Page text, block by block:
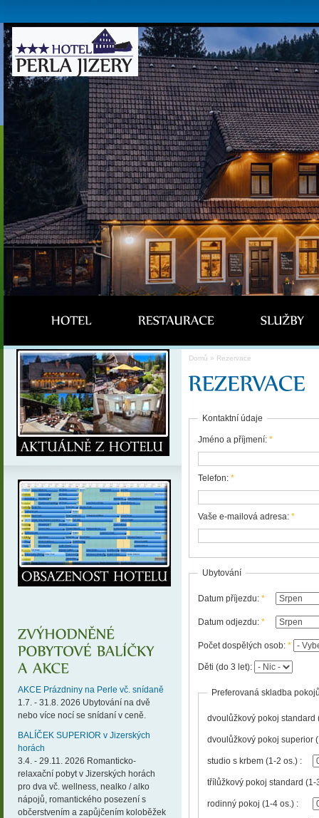
AKCE Prázdniny na Perle vč. snídaně
1.7. - 31.8. 2026 Ubytování na dvě
nebo více nocí se snídaní v ceně.
BALÍČEK SUPERIOR v Jizerských
horách
3.4. - 29.11. 2026 Romanticko-
relaxační pobyt v Jizerských horách
pro dva vč. wellness, nealko / alko
nápojů, romantického posezení s
občerstvením a zapůjčením koloběžek
Domů » Rezervace
Kontaktní údaje
Jméno a příjmení: *
Telefon: *
Vaše e-mailová adresa: *
Ubytování
Datum příjezdu: *
Datum odjezdu: *
Počet dospělých osob: *
Děti (do 3 let):
Preferovaná skladba
dvoulůžkový pokoj standard
dvoulůžkový pokoj superior
studio s krbem (1-2 os.) :
rodinný pokoj (1-4 os.) :